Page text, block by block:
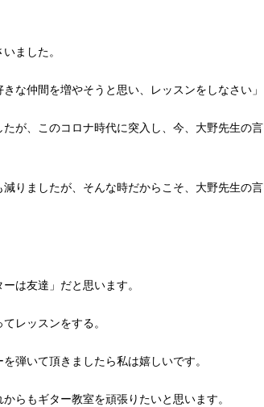
ました。
な仲間を増やそうと思い、レッスンをしなさい」
が、このコロナ時代に突入し、今、大野先生の言
りましたが、そんな時だからこそ、大野先生の言
は友達」だと思います。
レッスンをする。
弾いて頂きましたら私は嬉しいです。
らもギター教室を頑張りたいと思います。